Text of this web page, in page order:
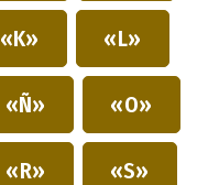
«K» «L»
«Ñ» «O»
«R» «S»